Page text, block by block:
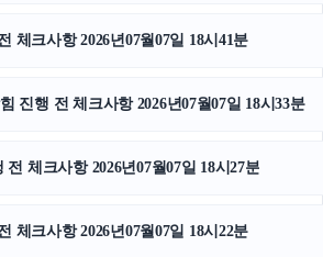
인스타 팔로워 구매
체크사항 2026년07월07일 18시41분
진행 전 체크사항 2026년07월07일 18시33분
전 체크사항 2026년07월07일 18시27분
체크사항 2026년07월07일 18시22분